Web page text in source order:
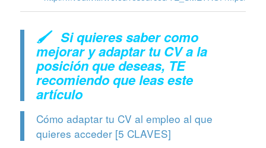
🖌 Si quieres saber como
mejorar y adaptar tu CV a la
posición que deseas, TE
recomiendo que leas este
artículo
Cómo adaptar tu CV al empleo al que
quieres acceder [5 CLAVES]